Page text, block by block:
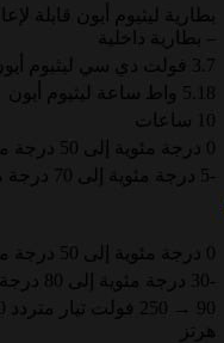
بطارية ليثيوم أيون قابلة
– بطارية داخلية
3.7 فولت دي سي ليثيوم أيون
5.18 واط ساعة ليثيوم أيون
10 ساعات
0 درجة مئوية إلى 50 درجة مئوية
-5 درجة مئوية إلى 70 درجة مئوية
0 درجة مئوية إلى 50 درجة مئوية
-30 درجة مئوية إلى 80 درجة مئوية
هرتز